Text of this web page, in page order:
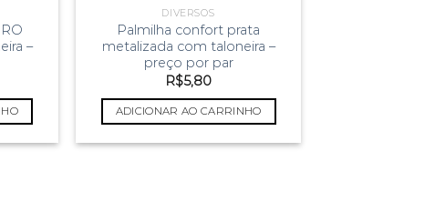
–
DIVERSOS
Palmilha confort prata
metalizada com taloneira –
preço por par
R$5,80
ADICIONAR AO CARRINHO